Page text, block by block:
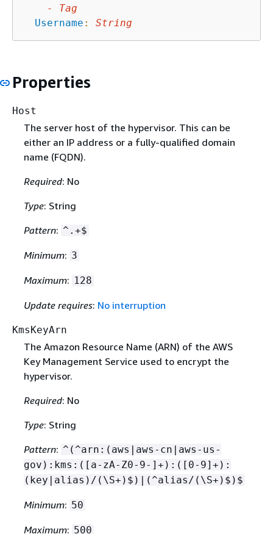
-
Tag
Username : String
Properties
Host
The server host of the hypervisor. This can be
either an IP address or a fully-qualified domain
name (FQDN).
Required: No
Type: String
Pattern: ^.+$
Minimum: 3
Maximum: 128
Update requires: No interruption
KmsKeyArn
The Amazon Resource Name (ARN) of the AWS
Key Management Service used to encrypt the
hypervisor.
Required: No
Type: String
Pattern: ^(^arn:(aws|aws-cn|aws-us-
gov):kms:([a-zA-Z0-9-]+):([0-9]+):
(key|alias)/(\S+)$)|(^alias/(\S+)$)$
Minimum: 50
Maximum: 500